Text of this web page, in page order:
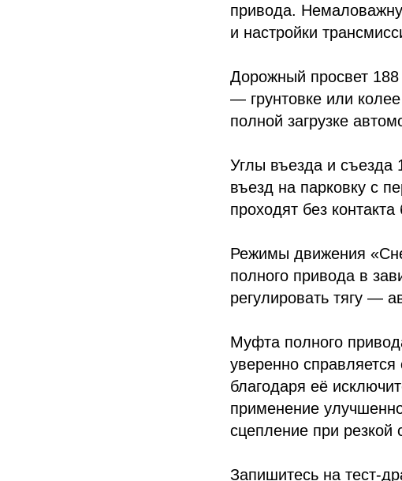
привода.
и настройки
Дорожный просвет
— грунтовке или
полной загрузке
Углы въезда и съезда
въезд на парковку с
проходят без
Режимы движения
полного привода в
регулировать тягу —
Муфта полного
уверенно
благодаря её
применение
сцепление при резкой
Запишитесь на тест-